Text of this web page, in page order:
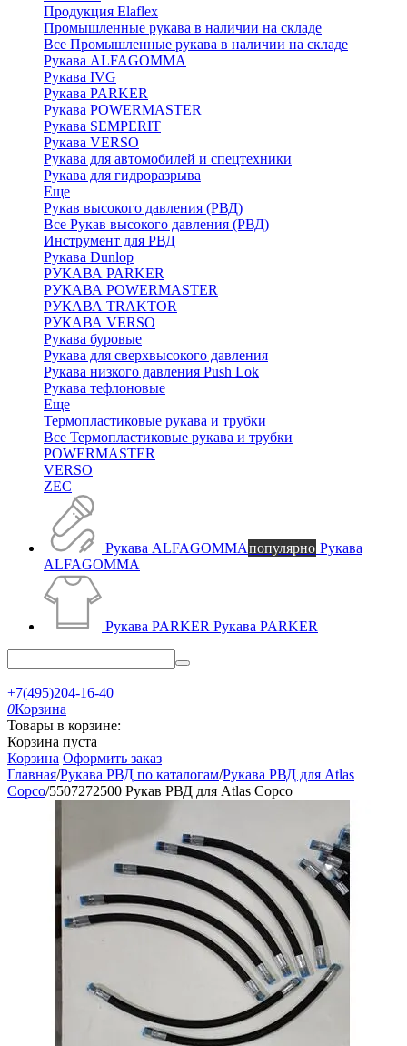
Продукция Elaflex
Промышленные рукава в наличии на складе
Все Промышленные рукава в наличии на складе
Рукава ALFAGOMMA
Рукава IVG
Рукава PARKER
Рукава POWERMASTER
Рукава SEMPERIT
Рукава VERSO
Рукава для автомобилей и спецтехники
Рукава для гидроразрыва
Еще
Рукав высокого давления (РВД)
Все Рукав высокого давления (РВД)
Инструмент для РВД
Рукава Dunlop
РУКАВА PARKER
РУКАВА POWERMASTER
РУКАВА TRAKTOR
РУКАВА VERSO
Рукава буровые
Рукава для сверхвысокого давления
Рукава низкого давления Push Lok
Рукава тефлоновые
Еще
Термопластиковые рукава и трубки
Все Термопластиковые рукава и трубки
POWERMASTER
VERSO
ZEC
Рукава ALFAGOMMAпопулярно Рукава
ALFAGOMMA
Рукава PARKER Рукава PARKER
+7(495)204-16-40
0Корзина
Товары в корзине:
Корзина пуста
Корзина Оформить заказ
Главная/Рукава РВД по каталогам/Рукава РВД для Atlas
Copco/5507272500 Рукав РВД для Atlas Copco